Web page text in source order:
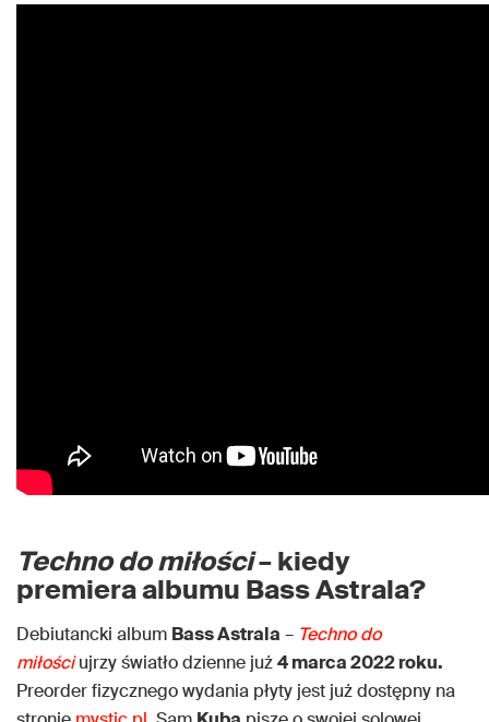
Techno do miłości– kiedy
premiera albumu Bass Astrala?
Debiutancki album Bass Astrala – Techno do
miłościujrzy światło dzienne już4 marca 2022 roku.
Preorder fizycznego wydania płyty jest już dostępny na